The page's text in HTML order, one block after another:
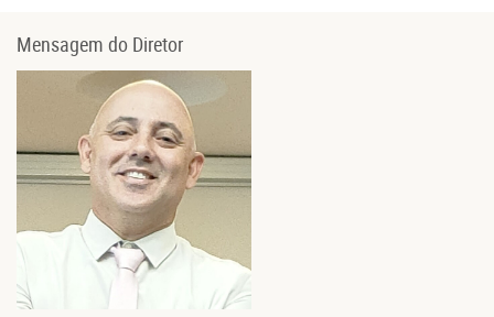
Mensagem do Diretor